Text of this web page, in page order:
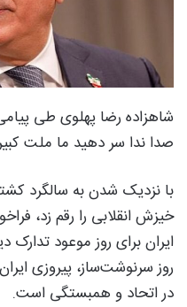
شاهزاده رضا پهلوی طی
صدا ندا سر دهید ما ملت
با نزدیک شدن به سالگرد
خیزش انقلابی را رقم زد،
ایران برای روز موعود
روز سرنوشت‌ساز، پیروزی
در اتحاد و همبستگی است.